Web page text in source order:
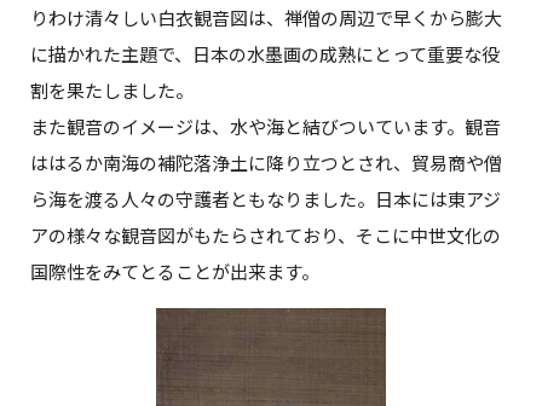
りわけ清々しい白衣観音図は、禅僧の周辺で早くから膨大
に描かれた主題で、日本の水墨画の成熟にとって重要な役
割を果たしました。
また観音のイメージは、水や海と結びついています。観音
ははるか南海の補陀落浄土に降り立つとされ、貿易商や僧
ら海を渡る人々の守護者ともなりました。日本には東アジ
アの様々な観音図がもたらされており、そこに中世文化の
国際性をみてとることが出来ます。